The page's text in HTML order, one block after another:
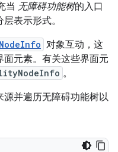
当 无障碍功能树的入口
表示形式。
对象互动，这
元素。有关这些界面元
。
源并遍历无障碍功能树以